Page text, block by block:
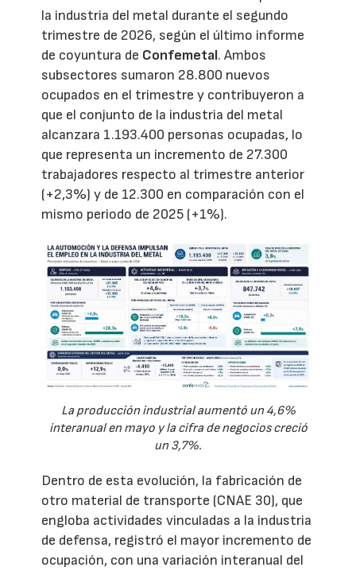
la industria del metal durante el segundo
trimestre de 2026, según el último informe
de coyuntura de Confemetal. Ambos
subsectores sumaron 28.800 nuevos
ocupados en el trimestre y contribuyeron a
que el conjunto de la industria del metal
alcanzara 1.193.400 personas ocupadas, lo
que representa un incremento de 27.300
trabajadores respecto al trimestre anterior
(+2,3%) y de 12.300 en comparación con el
mismo periodo de 2025 (+1%).
La producción industrial aumentó un 4,6%
interanual en mayo y la cifra de negocios creció
un 3,7%.
Dentro de esta evolución, la fabricación de
otro material de transporte (CNAE 30), que
engloba actividades vinculadas a la industria
de defensa, registró el mayor incremento de
ocupación, con una variación interanual del